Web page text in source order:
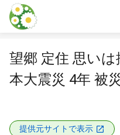
本文に飛ぶ
望郷 定住 思いは
本大震災 4年 被
提供元サイトで表示